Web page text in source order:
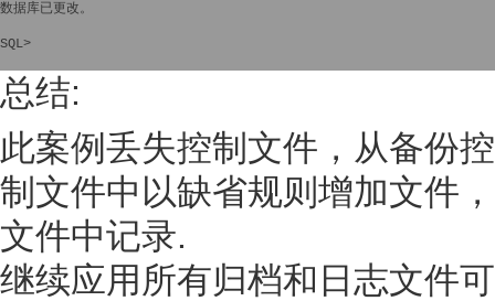
数据库已更改。
SQL>
总结:
此案例丢失控制文件，从备份
制文件中以缺省规则增加文件
文件中记录.
继续应用所有归档和日志文件